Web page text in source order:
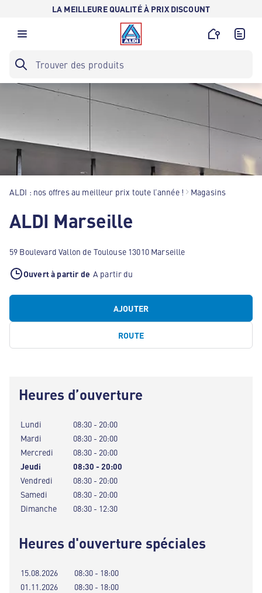
LA MEILLEURE QUALITÉ À PRIX DISCOUNT
ALDI : nos offres au meilleur prix toute l’année ! Magasins
ALDI Marseille
59 Boulevard Vallon de Toulouse 13010 Marseille
Ouvert à partir de A partir du
AJOUTER
ROUTE
Heures d’ouverture
Lundi
08:30 - 20:00
Mardi
08:30 - 20:00
Mercredi
08:30 - 20:00
Jeudi
08:30 - 20:00
Vendredi
08:30 - 20:00
Samedi
08:30 - 20:00
Dimanche
08:30 - 12:30
Heures d'ouverture spéciales
15.08.2026
08:30 - 18:00
01.11.2026
08:30 - 18:00